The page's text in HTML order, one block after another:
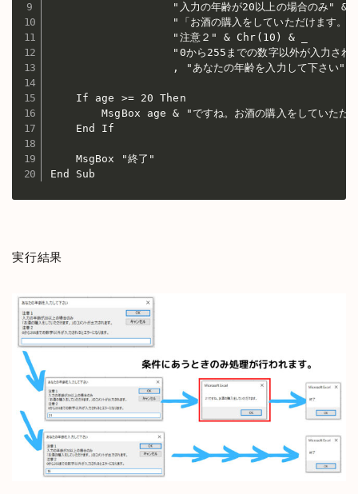
"入力の年齢が20以上の場合のみ" &
"「お酒の購入をしていただけます。
                   "注意２" & Chr(10) & _
"0から255までの数字以外が入力され
                   , "あなたの年齢を入力して下さい")
    If age >= 20 Then
MsgBox age & "ですね。お酒の購入をしていただ
    End If
    MsgBox "終了"
End Sub
実行結果